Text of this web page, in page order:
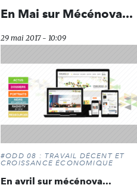
En Mai sur Mécénova...
29 mai 2017 - 10:09
#ODD 08 : TRAVAIL DÉCENT ET
CROISSANCE ÉCONOMIQUE
En avril sur mécénova...